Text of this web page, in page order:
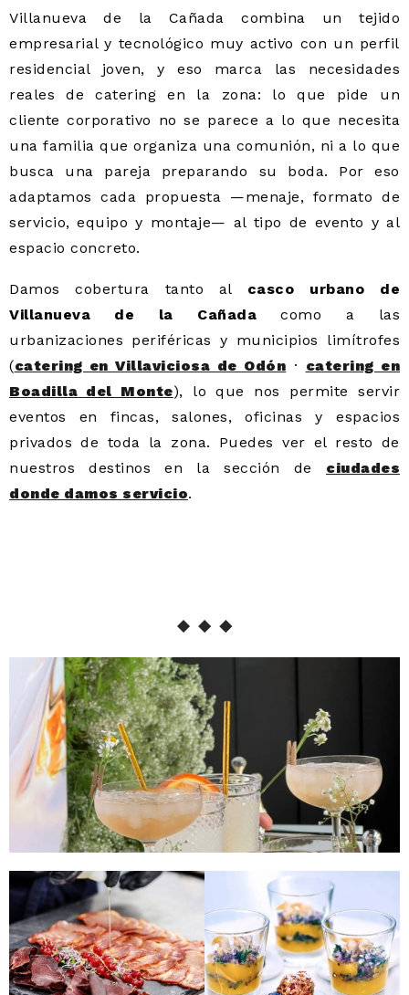
Villanueva de la Cañada combina un tejido
empresarial y tecnológico muy activo con un perfil
residencial joven, y eso marca las necesidades
reales de catering en la zona: lo que pide un
cliente corporativo no se parece a lo que necesita
una familia que organiza una comunión, ni a lo que
busca una pareja preparando su boda. Por eso
adaptamos cada propuesta —menaje, formato de
servicio, equipo y montaje— al tipo de evento y al
espacio concreto.
Damos cobertura tanto al casco urbano de
Villanueva de la Cañada como a las
urbanizaciones periféricas y municipios limítrofes
(catering en Villaviciosa de Odón · catering en
Boadilla del Monte), lo que nos permite servir
eventos en fincas, salones, oficinas y espacios
privados de toda la zona. Puedes ver el resto de
nuestros destinos en la sección de ciudades
donde damos servicio.